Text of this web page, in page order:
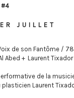
#4
JUILLET
de son Fantôme /
Abed + Laurent
de la
plasticien Laurent